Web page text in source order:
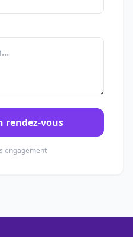
rendez-vous
engagement